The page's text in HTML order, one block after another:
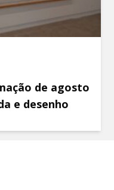
de agosto
e desenho